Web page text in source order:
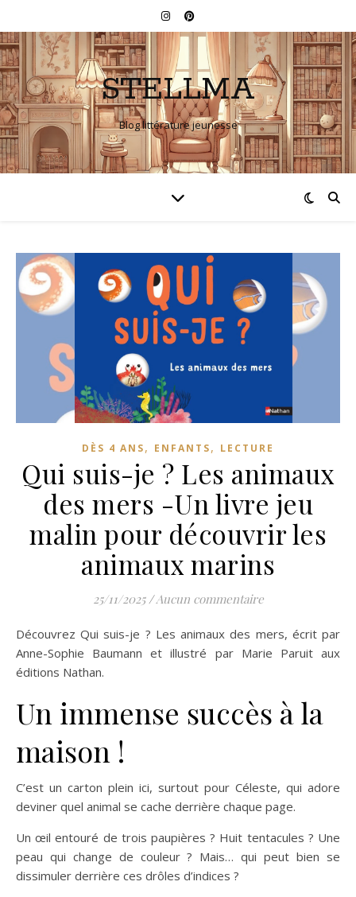
STELLMA
Blog littérature jeunesse
DÈS 4 ANS, ENFANTS, LECTURE
Qui suis-je ? Les animaux
des mers -Un livre jeu
malin pour découvrir les
animaux marins
25/11/2025 / Aucun commentaire
Découvrez Qui suis-je ? Les animaux des mers, écrit par
Anne-Sophie Baumann et illustré par Marie Paruit aux
éditions Nathan.
Un immense succès à la
maison !
C’est un carton plein ici, surtout pour Céleste, qui adore
deviner quel animal se cache derrière chaque page.
Un œil entouré de trois paupières ? Huit tentacules ? Une
peau qui change de couleur ? Mais… qui peut bien se
dissimuler derrière ces drôles d’indices ?